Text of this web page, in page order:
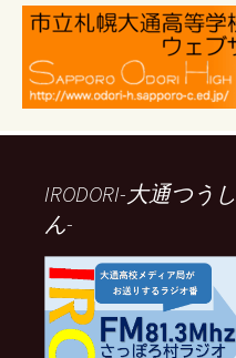
IRODORI-大通つうし
ん-